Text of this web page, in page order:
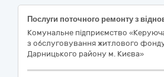
Комунальне підприємство
з обслуговування житлового
Дарницького району м. Києва»